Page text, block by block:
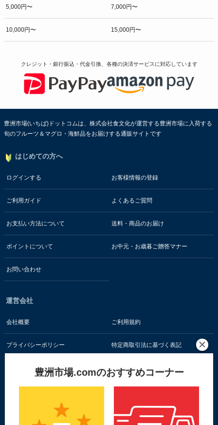
5,000円〜 7,000円〜
10,000円〜 15,000円〜
クレジット・銀行振込・代金引換、各種の決済サービスに対応しています
豊洲市場(いちば)ドットコムは、株式会社食文化が運営する豊洲市場に入荷する
旬のフルーツ＆マグロ・海鮮品をお届けする通販サイトです
はじめての方へ
ログインする お客様情報の登録
ご利用ガイド よくあるご質問
お支払い方法について 送料・商品のお届け
ポイントについて お中元・お歳暮ご贈答マナー
お問い合わせ
運営会社
会社概要 ご利用規約
プライバシーポリシー 特定商取引法に基づく表記
お客様の情報はSSL暗号通信技術で保護されています
豊洲市場.comのおすすめコーナー